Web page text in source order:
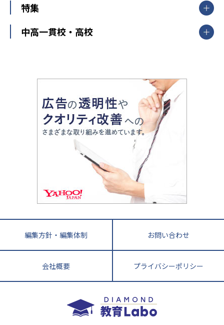
新潟県
中部
愛知県
静岡県
長野県
大阪府
兵庫県 京都府 奈良県
和歌山県
鳥取県
島根県 岡山県 広島県
香川県
高知県
長崎県 熊本県
鹿児島県 沖縄県
個別教室のトライ
武田塾
中学受験
大学受験
教育全般
大学受験塾の選び方
中学受験に熱心な市区町村ランキング
小学校受験
家庭教師
特集
開成番長直伝！子どもの受験を成功させる方法
運動と遊びを考える
情報Ⅰ、数学が苦手な人注目！最短距離の学力
アップ法
悩み多き「大学受験」相談室
英語・英会話・英検対策
小学校教師が解説！中学受験のリアル
教育ジャーナリストが徹底解説！ 大学受験の羅
中高一貫校・高校
大学入試改革
ママテクエグザム
進化する中高一貫校・高校
編集方針・編集体制 お問い合わせ
会社概要 プライバシーポリシー